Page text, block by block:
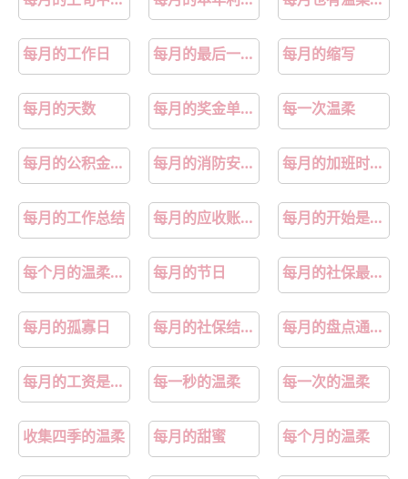
每月的工作日 每月的最后一天叫什么 每月的缩写
每月的天数 每月的奖金单独计税还是并入综合所得 每一次温柔
每月的公积金可以直接还房贷吗 每月的消防安全检查日是哪一天 每月的加班时间不得超过多少小时
每月的工作总结 每月的应收账款周转天数怎么算 每月的开始是以哪个为准
每个月的温柔粤语 每月的节日 每月的社保最晚几号交
每月的孤寡日 每月的社保结算期是什么意思 每月的盘点通知怎么写
每月的工资是怎样计算一日工资 每一秒的温柔 每一次的温柔
收集四季的温柔 每月的甜蜜 每个月的温柔